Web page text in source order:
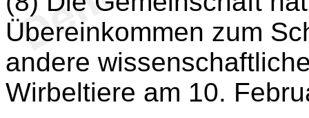
Übereinkommen zum
andere
Wirbeltiere am 10.